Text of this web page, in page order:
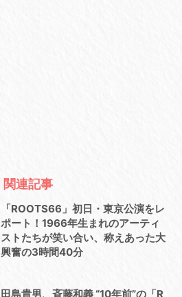
関連記事
「ROOTS66」初日・東京公演をレ
ポート！1966年生まれのアーティ
ストたちが笑い合い、称えあった大
興奮の3時間40分
田島貴男、斉藤和義 “10年前”の「R